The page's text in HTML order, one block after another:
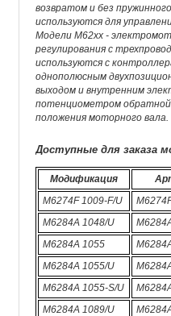
возвратом и без
используются для
Модели M62xx -
регулирования с
используются с
однополюсным
выходом и внутренним
потенциометром обратной
положения моторного вала.
Доступные для заказа
Модификация
M6274F 1009-F/U
M6284A 1048/U
M6284A 1055
M6284A 1055/U
M6284A 1055-S/U
M6284A 1089/U